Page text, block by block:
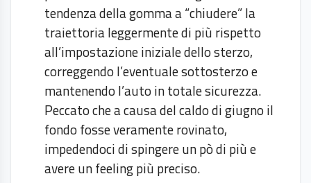
tendenza della gomma a “chiudere” la
traiettoria leggermente di più rispetto
all’impostazione iniziale dello sterzo,
correggendo l’eventuale sottosterzo e
mantenendo l’auto in totale sicurezza.
Peccato che a causa del caldo di giugno il
fondo fosse veramente rovinato,
impedendoci di spingere un pò di più e
avere un feeling più preciso.